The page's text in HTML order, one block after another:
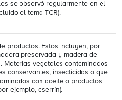
se observó regularmente en el
el tema TCR).
productos. Estos incluyen, por
preservada y madera de
Materias vegetales contaminados
conservantes, insecticidas o que
con aceite o productos
ejemplo, aserrín).